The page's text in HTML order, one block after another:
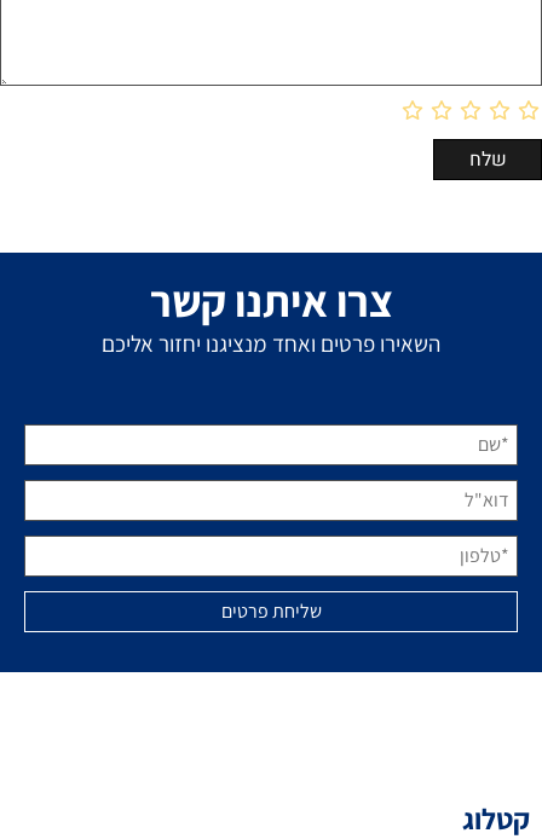
צרו איתנו קשר
השאירו פרטים ואחד מנציגנו יחזור אליכם
קטלוג